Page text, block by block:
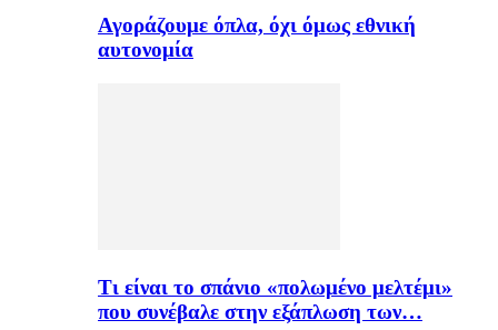
Αγοράζουμε όπλα, όχι όμως εθνική
αυτονομία
Τι είναι το σπάνιο «πολωμένο μελτέμι»
που συνέβαλε στην εξάπλωση των…